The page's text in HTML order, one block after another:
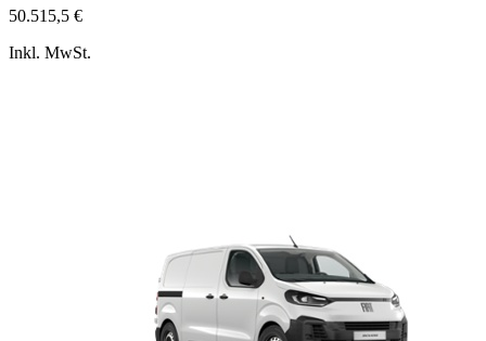
50.515,5 €
Inkl. MwSt.